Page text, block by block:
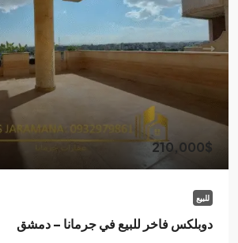
210,000$
للبيع
دوبلكس فاخر للبيع في جرمانا – دمشق